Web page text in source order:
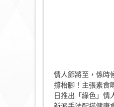
情人節將至，係時
撐枱腳！主張素食
日推出「綠色」情